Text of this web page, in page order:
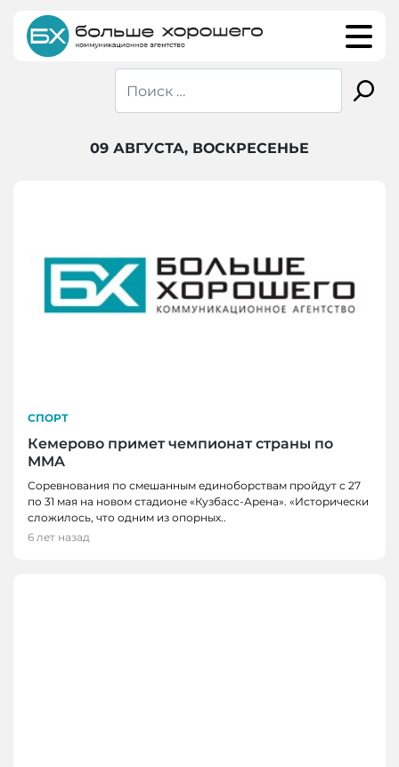
content
09 АВГУСТА, ВОСКРЕСЕНЬЕ
СПОРТ
Кемерово примет чемпионат страны по
MMA
Соревнования по смешанным единоборствам пройдут с 27
по 31 мая на новом стадионе «Кузбасс-Арена». «Исторически
сложилось, что одним из опорных..
6 лет назад